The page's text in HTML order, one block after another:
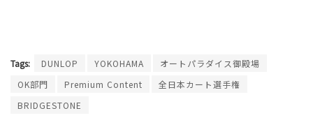
Tags: DUNLOP YOKOHAMA
オートパラダイス御殿場
OK部門
Premium Content
全日本カート選手権
BRIDGESTONE